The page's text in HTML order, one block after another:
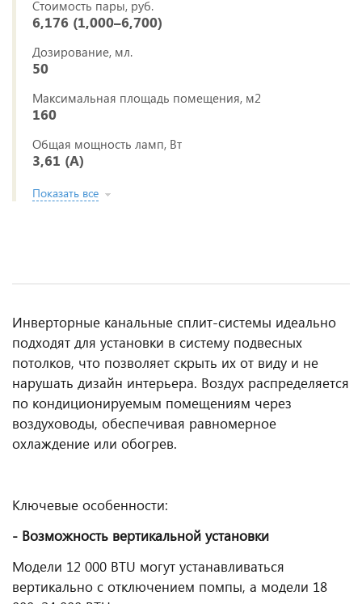
Стоимость пары, руб.
6,176 (1,000–6,700)
Дозирование, мл.
50
Максимальная площадь помещения, м2
160
Общая мощность ламп, Вт
3,61 (A)
Показать все
Инверторные канальные сплит-системы идеально
подходят для установки в систему подвесных
потолков, что позволяет скрыть их от виду и не
нарушать дизайн интерьера. Воздух распределяется
по кондиционируемым помещениям через
воздуховоды, обеспечивая равномерное
охлаждение или обогрев.
Ключевые особенности:
- Возможность вертикальной установки
Модели 12 000 BTU могут устанавливаться
вертикально с отключением помпы, а модели 18